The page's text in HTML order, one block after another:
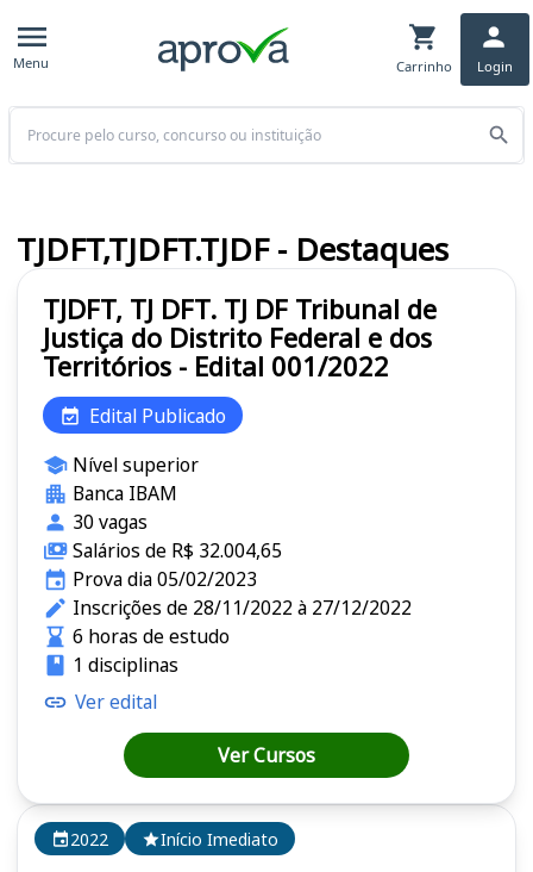
Menu Carrinho Login
Buscar
2022 Início Imediato
TJDFT, TJ DFT. TJ DF Tribunal de
Justiça do Distrito Federal e dos
Territórios - Edital 001/2022
Edital Publicado
Nível superior
Banca IBAM
30 vagas
Salários de R$ 32.004,65
Prova dia 05/02/2023
Inscrições de 28/11/2022 à 27/12/2022
6 horas de estudo
1 disciplinas
Ver edital
Ver Cursos
TJDFT,TJDFT.TJDF - Destaques